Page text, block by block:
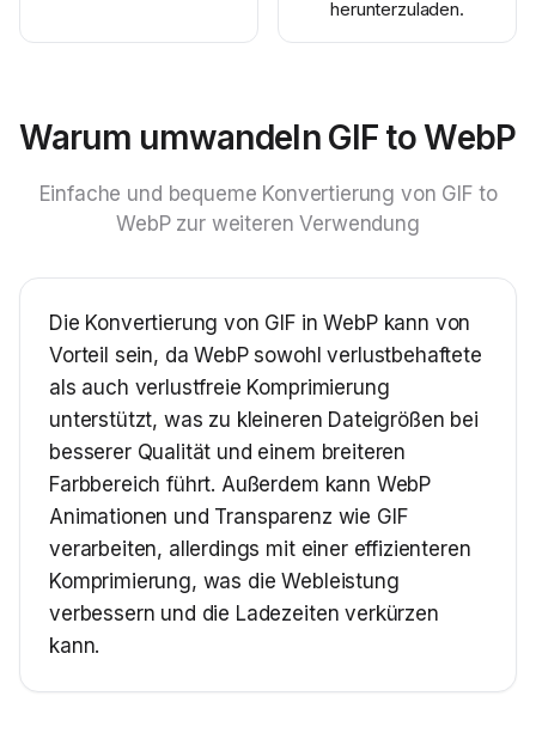
herunterzuladen.
Warum umwandeln GIF to WebP
Einfache und bequeme Konvertierung von GIF to
WebP zur weiteren Verwendung
Die Konvertierung von GIF in WebP kann von
Vorteil sein, da WebP sowohl verlustbehaftete
als auch verlustfreie Komprimierung
unterstützt, was zu kleineren Dateigrößen bei
besserer Qualität und einem breiteren
Farbbereich führt. Außerdem kann WebP
Animationen und Transparenz wie GIF
verarbeiten, allerdings mit einer effizienteren
Komprimierung, was die Webleistung
verbessern und die Ladezeiten verkürzen
kann.